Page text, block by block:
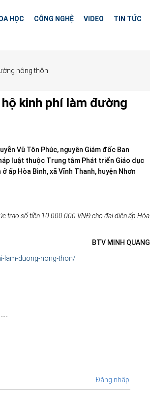
HỌC CÔNG NGHỆ VIDEO TIN TỨC
nông thôn
kinh phí làm đường
Vũ Tôn Phúc, nguyên Giám đốc Ban
luật thuộc Trung tâm Phát triển Giáo dục
ấp Hòa Bình, xã Vĩnh Thanh, huyện Nhơn
trao số tiền 10.000.000 VNĐ cho đại diện ấp Hòa
BTV MINH QUANG
lam-duong-nong-thon/
Đăng nhập